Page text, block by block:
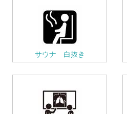
サウナ 白抜き